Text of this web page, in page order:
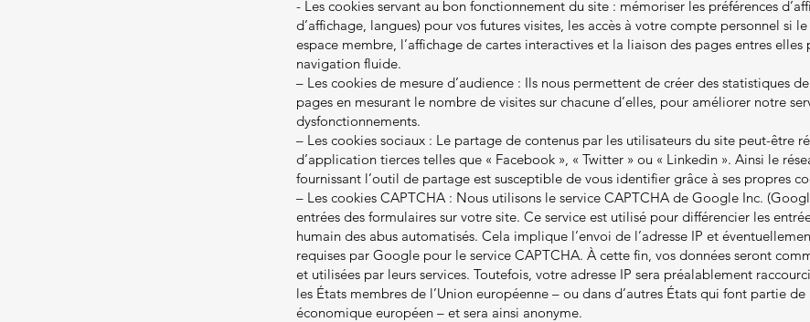
- Les cookies servant au bon fonctionnement du site : mémoriser les préférences
d’affichage, langues) pour vos futures visites, les accès à votre compte personnel si
espace membre, l’affichage de cartes interactives et la liaison des pages entres elles
navigation fluide.
– Les cookies de mesure d’audience : Ils nous permettent de créer des statistiques
pages en mesurant le nombre de visites sur chacune d’elles, pour améliorer notre
dysfonctionnements.
– Les cookies sociaux : Le partage de contenus par les utilisateurs du site peut-être
d’application tierces telles que « Facebook », « Twitter » ou « Linkedin ». Ainsi le
fournissant l’outil de partage est susceptible de vous identifier grâce à ses propres
– Les cookies CAPTCHA : Nous utilisons le service CAPTCHA de Google Inc.
entrées des formulaires sur votre site. Ce service est utilisé pour différencier les
humain des abus automatisés. Cela implique l’envoi de l’adresse IP et
requises par Google pour le service CAPTCHA. À cette fin, vos données seront
et utilisées par leurs services. Toutefois, votre adresse IP sera préalablement
les États membres de l’Union européenne – ou dans d’autres États qui font partie de
économique européen – et sera ainsi anonyme.